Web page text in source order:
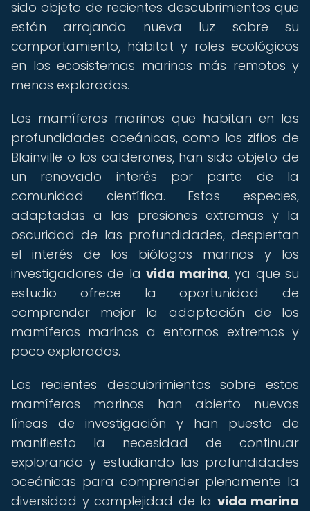
sido objeto de recientes descubrimientos que
están arrojando nueva luz sobre su
comportamiento, hábitat y roles ecológicos
en los ecosistemas marinos más remotos y
menos explorados.
Los mamíferos marinos que habitan en las
profundidades oceánicas, como los zifios de
Blainville o los calderones, han sido objeto de
un renovado interés por parte de la
comunidad científica. Estas especies,
adaptadas a las presiones extremas y la
oscuridad de las profundidades, despiertan
el interés de los biólogos marinos y los
investigadores de la vida marina, ya que su
estudio ofrece la oportunidad de
comprender mejor la adaptación de los
mamíferos marinos a entornos extremos y
poco explorados.
Los recientes descubrimientos sobre estos
mamíferos marinos han abierto nuevas
líneas de investigación y han puesto de
manifiesto la necesidad de continuar
explorando y estudiando las profundidades
oceánicas para comprender plenamente la
diversidad y complejidad de la vida marina